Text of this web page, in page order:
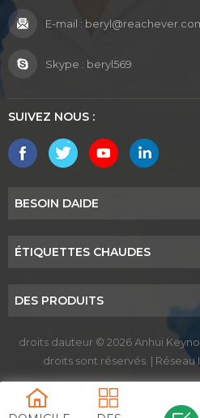
E-mail :
Skype : beryl569
SUIVEZ NOUS :
BESOIN DAIDE
ÉTIQUETTES CHAUDES
DES PRODUITS
droits dauteur © 2026 Anhui
droits sont réservés. | Réseau
BLOG
PLANCHER